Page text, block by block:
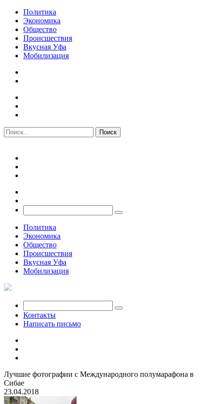
Политика
Экономика
Общество
Происшествия
Вкусная Уфа
Мобилизация
Политика
Экономика
Общество
Происшествия
Вкусная Уфа
Мобилизация
Контакты
Написать письмо
Лучшие фотографии с Международного полумарафона в
Сибае
23.04.2018